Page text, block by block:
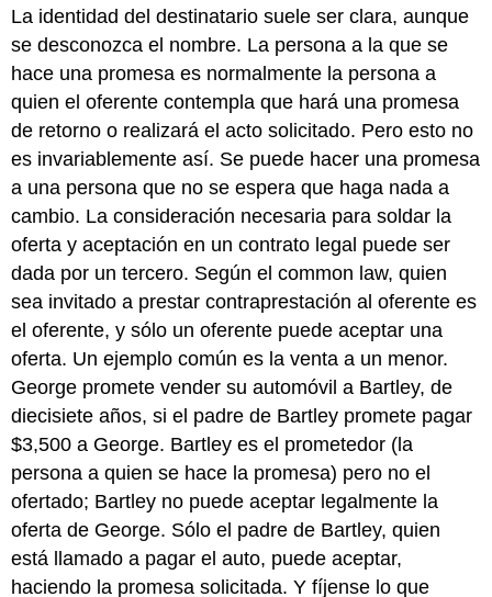
La identidad del destinatario suele ser clara, aunque
se desconozca el nombre. La persona a la que se
hace una promesa es normalmente la persona a
quien el oferente contempla que hará una promesa
de retorno o realizará el acto solicitado. Pero esto no
es invariablemente así. Se puede hacer una promesa
a una persona que no se espera que haga nada a
cambio. La consideración necesaria para soldar la
oferta y aceptación en un contrato legal puede ser
dada por un tercero. Según el common law, quien
sea invitado a prestar contraprestación al oferente es
el oferente, y sólo un oferente puede aceptar una
oferta. Un ejemplo común es la venta a un menor.
George promete vender su automóvil a Bartley, de
diecisiete años, si el padre de Bartley promete pagar
$3,500 a George. Bartley es el prometedor (la
persona a quien se hace la promesa) pero no el
ofertado; Bartley no puede aceptar legalmente la
oferta de George. Sólo el padre de Bartley, quien
está llamado a pagar el auto, puede aceptar,
haciendo la promesa solicitada. Y fíjense lo que